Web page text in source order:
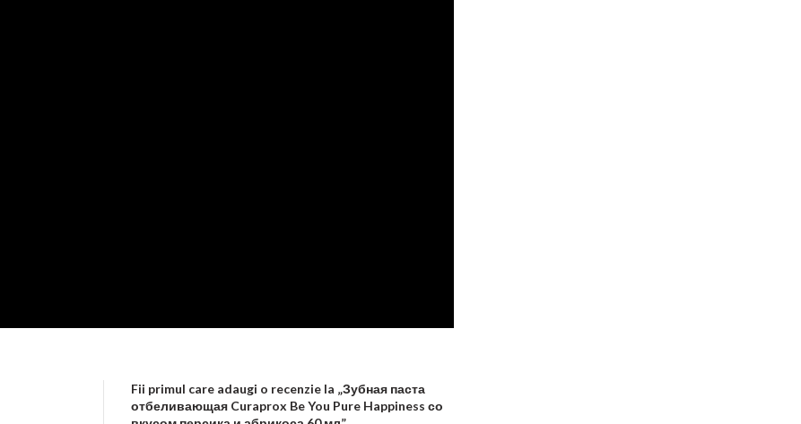
Fii primul care adaugi o recenzie la „Зубная паста
отбеливающая Curaprox Be You Pure Happiness со